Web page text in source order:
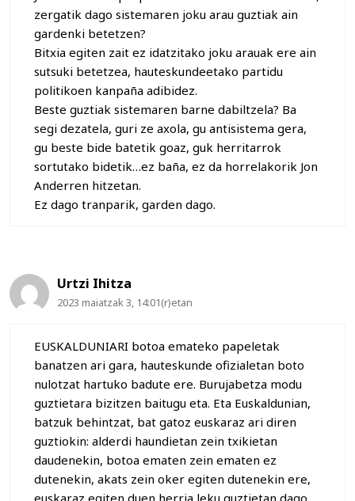
zergatik dago sistemaren joku arau guztiak ain
gardenki betetzen?
Bitxia egiten zait ez idatzitako joku arauak ere ain
sutsuki betetzea, hauteskundeetako partidu
politikoen kanpaña adibidez.
Beste guztiak sistemaren barne dabiltzela? Ba
segi dezatela, guri ze axola, gu antisistema gera,
gu beste bide batetik goaz, guk herritarrok
sortutako bidetik…ez baña, ez da horrelakorik Jon
Anderren hitzetan.
Ez dago tranparik, garden dago.
Urtzi Ihitza
2023 maiatzak 3, 14:01(r)etan
EUSKALDUNIARI botoa emateko papeletak
banatzen ari gara, hauteskunde ofizialetan boto
nulotzat hartuko badute ere. Burujabetza modu
guztietara bizitzen baitugu eta. Eta Euskaldunian,
batzuk behintzat, bat gatoz euskaraz ari diren
guztiokin: alderdi haundietan zein txikietan
daudenekin, botoa ematen zein ematen ez
dutenekin, akats zein oker egiten dutenekin ere,
euskaraz egiten duen herria leku guztietan dago